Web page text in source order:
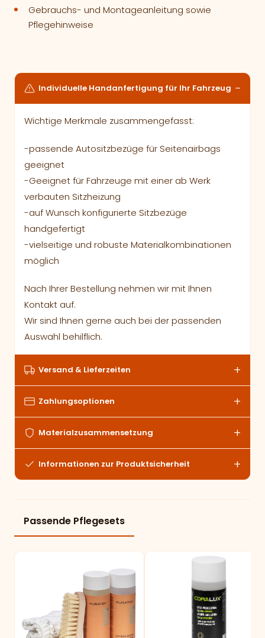
Gebrauchs- und Montageanleitung sowie
Pflegehinweise
Individuelle Handanfertigung für Ihr Fahrzeug
Wichtige Merkmale zusammengefasst:
-passende Autositzbezüge für Seitenairbags
geeignet
-Geeignet für Fahrzeuge mit einer ab Werk
verbauten Sitzheizung
-auf Wunsch konfigurierte Sitzbezüge
handgefertigt
-vielseitige und robuste Materialkombinationen
möglich
Nach Ihrer Bestellung nehmen wir mit Ihnen
Kontakt auf.
Wir sind Ihnen gerne auch bei der passenden
Auswahl behilflich.
Versand & Lieferzeiten
Zahlungsoptionen
Materialzusammensetzung
Informationen zur Produktsicherheit
Passende Pflegesets